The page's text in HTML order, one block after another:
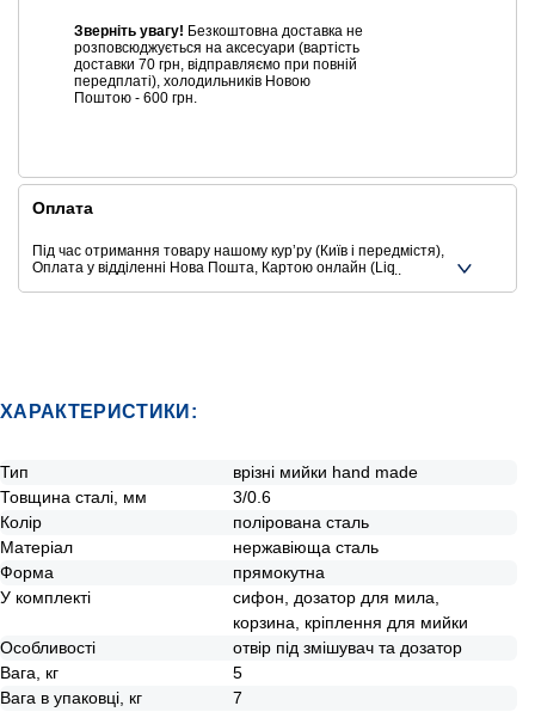
Зверніть увагу! Безкоштовна доставка не
розповсюджується на аксесуари (вартість
доставки 70 грн, відправляємо при повній
передплаті), холодильників Новою
Поштою - 600 грн.
Оплата
Під час отримання товару нашому курʼру (Київ і передмістя),
Оплата у відділенні Нова Пошта, Картою онлайн (Liqpay,
ХАРАКТЕРИСТИКИ:
Тип
врізні мийки hand made
Товщина сталі, мм
3/0.6
Колір
полірована сталь
Матеріал
нержавіюща сталь
Форма
прямокутна
У комплекті
сифон, дозатор для мила,
корзина, кріплення для мийки
Особливості
отвір під змішувач та дозатор
Вага, кг
5
Вага в упаковці, кг
7